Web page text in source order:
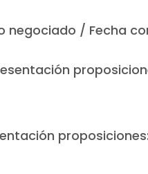
negociado / Fecha
proposiciones: